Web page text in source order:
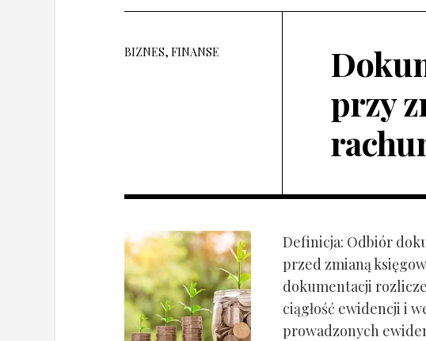
BIZNES, FINANSE
przy
Definicja: Odbiór
przed zmianą
dokumentacji
ciągłość ewidencji i
prowadzonych